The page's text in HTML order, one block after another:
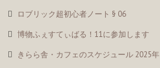
ロブリック超初心者ノート § 06
博物ふぇすてぃばる！11に参加します
きらら舎・カフェのスケジュール 2025年